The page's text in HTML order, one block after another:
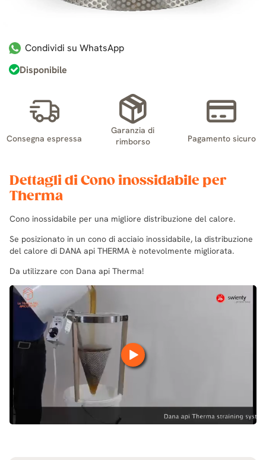
Condividi su WhatsApp
Disponibile
Consegna espressa
Garanzia di
rimborso
Pagamento sicuro
Dettagli di Cono inossidabile per
Therma
Cono inossidabile per una migliore distribuzione del calore.
Se posizionato in un cono di acciaio inossidabile, la distribuzione
del calore di DANA api THERMA è notevolmente migliorata.
Da utilizzare con Dana api Therma!